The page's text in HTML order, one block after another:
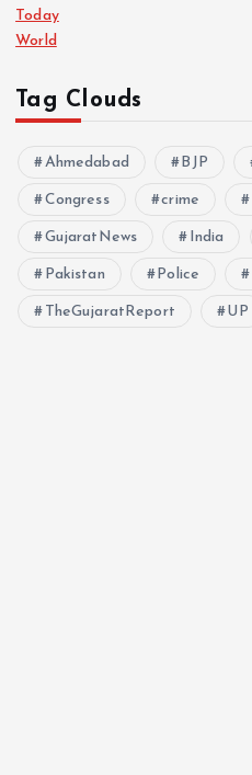
Today
World
Tag Clouds
Ahmedabad BJP
Congress crime
GujaratNews India
Pakistan Police
TheGujaratReport UP